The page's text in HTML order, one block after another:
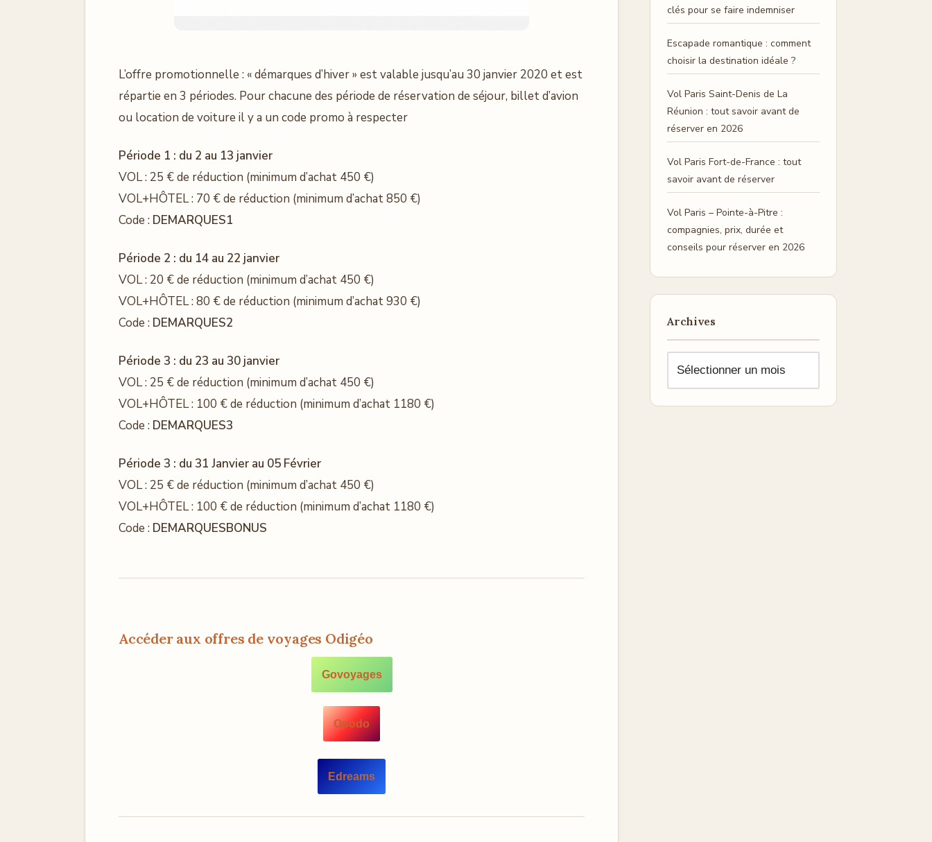
L’offre promotionnelle : « démarques d’hiver » est valable jusqu’au 30 janvier 2020 et est
répartie en 3 périodes. Pour chacune des période de réservation de séjour, billet d’avion
ou location de voiture il y a un code promo à respecter
Période 1 : du 2 au 13 janvier
VOL : 25 € de réduction (minimum d’achat 450 €)
VOL+HÔTEL : 70 € de réduction (minimum d’achat 850 €)
Code : DEMARQUES1
Période 2 : du 14 au 22 janvier
VOL : 20 € de réduction (minimum d’achat 450 €)
VOL+HÔTEL : 80 € de réduction (minimum d’achat 930 €)
Code : DEMARQUES2
Période 3 : du 23 au 30 janvier
VOL : 25 € de réduction (minimum d’achat 450 €)
VOL+HÔTEL : 100 € de réduction (minimum d’achat 1180 €)
Code : DEMARQUES3
Période 3 : du 31 Janvier au 05 Février
VOL : 25 € de réduction (minimum d’achat 450 €)
VOL+HÔTEL : 100 € de réduction (minimum d’achat 1180 €)
Code : DEMARQUESBONUS
Accéder aux offres de voyages Odigéo
Govoyages
Opodo
Edreams
clés pour se faire indemniser
Escapade romantique : comment
choisir la destination idéale ?
Vol Paris Saint-Denis de La
Réunion : tout savoir avant de
réserver en 2026
Vol Paris Fort-de-France : tout
savoir avant de réserver
Vol Paris – Pointe-à-Pitre :
compagnies, prix, durée et
conseils pour réserver en 2026
Archives